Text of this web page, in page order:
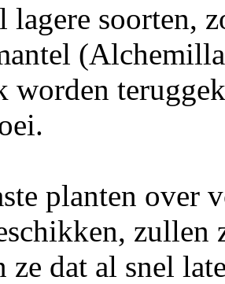
lagere soorten,
worden
planten over
zullen
ze dat al snel